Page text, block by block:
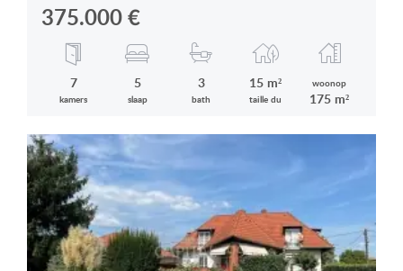
375.000€
7
kamers
5
slaap
3
bath
15 m²
taille du
woonop
175 m²